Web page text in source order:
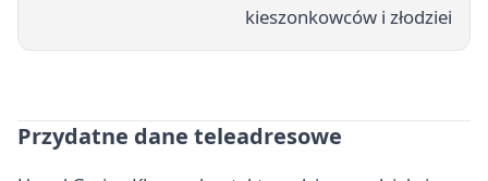
kieszonkowców i złodziei
Przydatne dane teleadresowe